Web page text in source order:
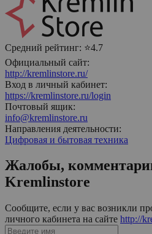
Средний рейтинг: ⭐4.7
Официальный сайт:
http://kremlinstore.ru/
Вход в личный кабинет:
https://kremlinstore.ru/login
Почтовый ящик:
info@kremlinstore.ru
Направления деятельности:
Цифровая и бытовая техника
Жалобы,
Kremlinstore
Сообщите, если у вас возникли
личного кабинета на сайте http://